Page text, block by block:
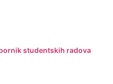
studentskih radova